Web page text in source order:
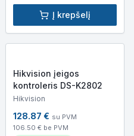
Į krepšelį
Hikvision įeigos
kontroleris DS-K2802
Hikvision
128.87 € su PVM
106.50 € be PVM